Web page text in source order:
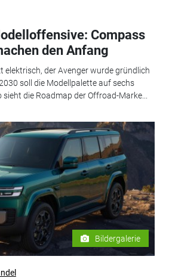
Compass
den Anfang
elektrisch, der Avenger wurde gründlich
soll die Modellpalette auf sechs
die Roadmap der Offroad-Marke...
Bildergalerie